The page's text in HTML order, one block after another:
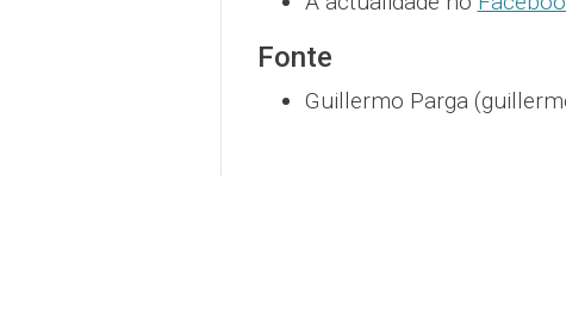
Fonte
Guillermo Parga